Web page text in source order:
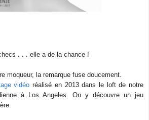
. . . elle a de la chance !
moqueur, la remarque fuse doucement.
vidéo réalisé en 2013 dans le loft de notre
à Los Angeles. On y découvre un jeu